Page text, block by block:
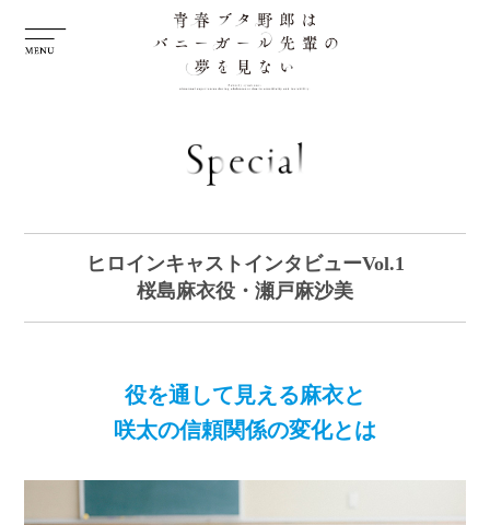
ヒロインキャストインタビューVol.1
桜島麻衣役・瀬戸麻沙美
役を通して見える麻衣と
咲太の信頼関係の変化とは